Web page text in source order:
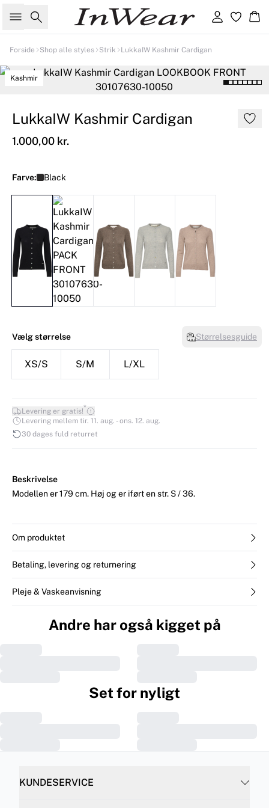
Søg Log ind
Forside Shop alle styles Strik LukkaIW Kashmir Cardigan
Kashmir
LukkaIW Kashmir Cardigan
1.000,00 kr.
Farve: Black
Vælg størrelse Størrelsesguide
XS/S S/M L/XL
Levering er gratis!*
Levering mellem tir. 11. aug. - ons. 12. aug.
30 dages fuld returret
Beskrivelse
Modellen er 179 cm. Høj og er iført en str. S / 36.
Om produktet
Betaling, levering og returnering
Pleje & Vaskeanvisning
Andre har også kigget på
Set for nyligt
KUNDESERVICE